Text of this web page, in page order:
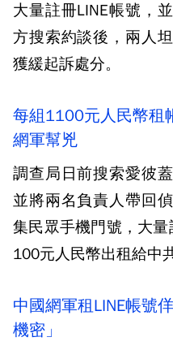
大量註冊LINE帳號，
方搜索約談後，兩人
獲緩起訴處分。
每組1100元人民幣租
網軍幫兇
調查局日前搜索愛彼
並將兩名負責人帶回
集民眾手機門號，大
100元人民幣出租給中
中國網軍租LINE帳號
機密」